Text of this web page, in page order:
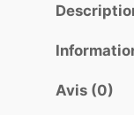
Avis (0)